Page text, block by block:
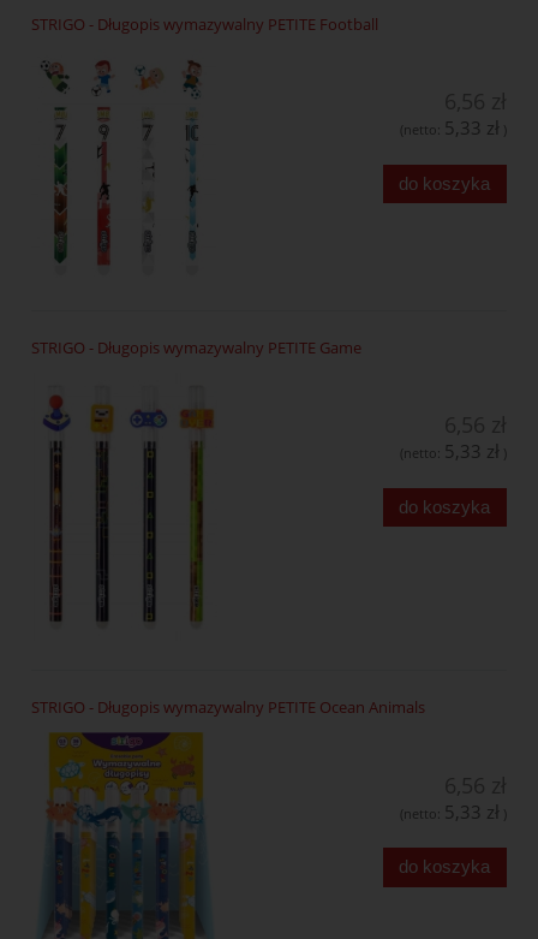
STRIGO - Długopis wymazywalny PETITE Football
(netto: 5,33 zł )
do koszyka
STRIGO - Długopis wymazywalny PETITE Game
(netto: 5,33 zł )
do koszyka
STRIGO - Długopis wymazywalny PETITE Ocean Animals
(netto: 5,33 zł )
do koszyka